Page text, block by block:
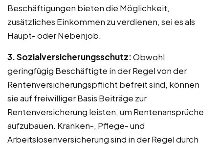
Beschäftigungen bieten die Möglichkeit,
zusätzliches Einkommen zu verdienen, sei es als
Haupt- oder Nebenjob.
3. Sozialversicherungsschutz:Obwohl
geringfügig Beschäftigte in der Regel von der
Rentenversicherungspflicht befreit sind, können
sie auf freiwilliger Basis Beiträge zur
Rentenversicherung leisten, um Rentenansprüche
aufzubauen. Kranken-, Pflege- und
Arbeitslosenversicherung sind in der Regel durch